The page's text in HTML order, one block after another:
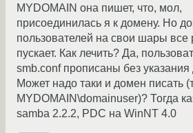
MYDOMAIN она пишет, что, мол,
присоединилась я к домену. Но
пользователей на свои шары все
пускает. Как лечить? Да,
smb.conf прописаны без
Может надо таки и домен писать
MYDOMAIN\domainuser)? Тогда
samba 2.2.2, PDC на WinNT 4.0